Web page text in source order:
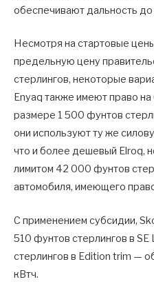
обеспечивают дальность
Несмотря на стартовые
предельную цену
стерлингов, некоторые
Enyaq также имеют право на
размере 1 500 фунтов
они используют ту же
что и более дешевый Elroq,
лимитом 42 000 фунтов
автомобиля, имеющего
С применением субсидии,
510 фунтов стерлингов в
стерлингов в Edition trim —
кВтч.